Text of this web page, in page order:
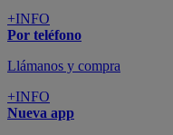
+INFO
Por teléfono
Llámanos y compra
+INFO
Nueva app